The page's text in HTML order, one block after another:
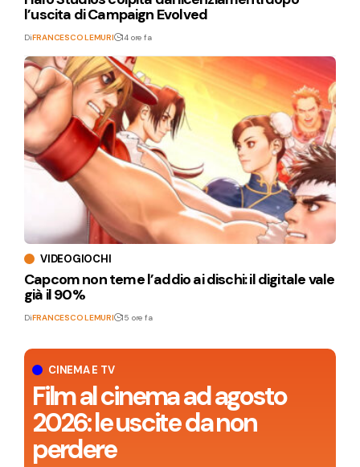
CINEMA E TV
Film al cinema ad agosto
2026: le uscite da non
perdere
l’uscita di Campaign Evolved
DiFRANCESCO LEMURI 14 ore fa
VIDEOGIOCHI
Capcom non teme l’addio ai dischi: il digitale vale
già il 90%
DiFRANCESCO LEMURI 15 ore fa